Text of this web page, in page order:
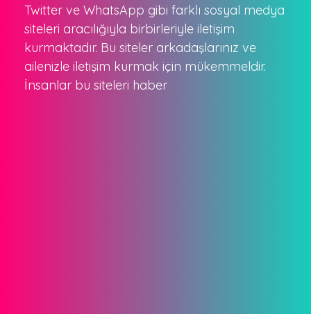
Twitter ve WhatsApp gibi farklı sosyal medya
siteleri aracılığıyla birbirleriyle iletişim
kurmaktadır. Bu siteler arkadaşlarınız ve
ailenizle iletişim kurmak için mükemmeldir.
İnsanlar bu siteleri haber